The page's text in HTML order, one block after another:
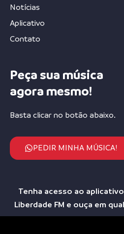
Notícias
Aplicativo
Contato
Peça sua música
agora mesmo!
Basta clicar no botão abaixo.
PEDIR MINHA MÚSICA!
Tenha acesso ao
Liberdade FM e ouça em